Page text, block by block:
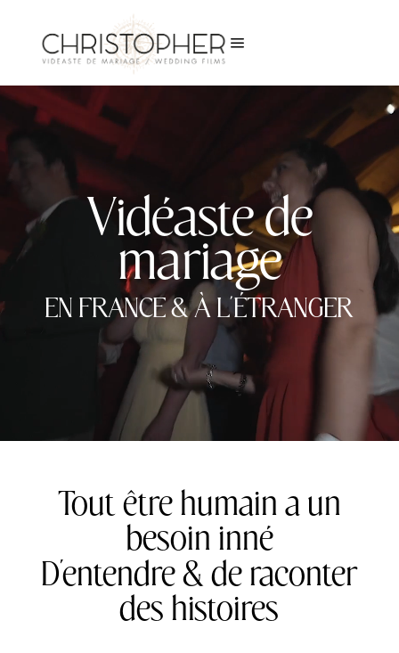
a
Lecteur
Vidéaste de
mariage
EN FRANCE & À L’ÉTRANGER
Tout être humain a un
besoin inné
D’entendre & de raconter
des histoires